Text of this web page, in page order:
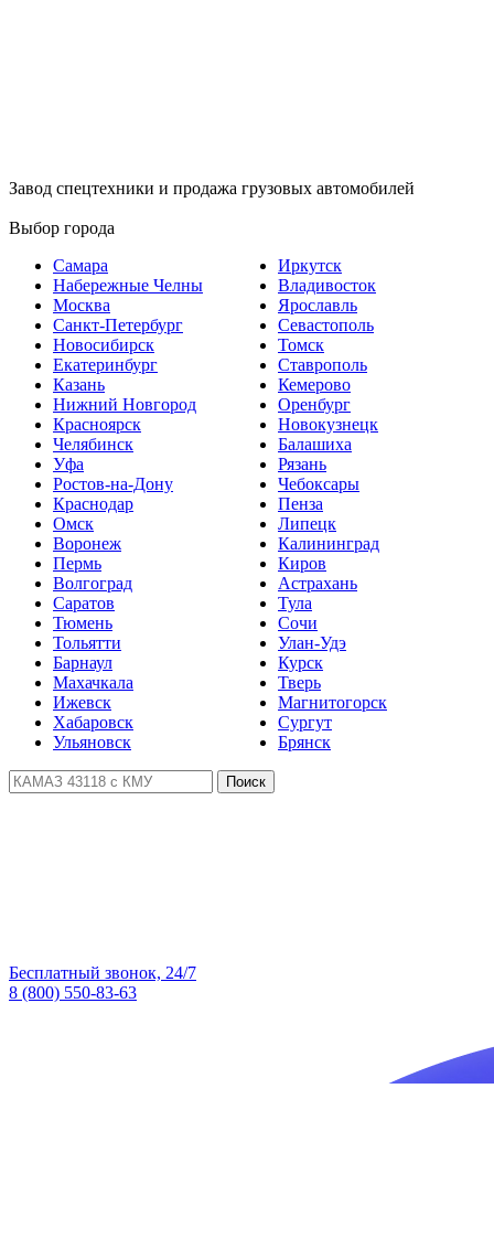
Завод спецтехники и продажа грузовых автомобилей
Выбор города
Самара
Набережные Челны
Москва
Санкт-Петербург
Новосибирск
Екатеринбург
Казань
Нижний Новгород
Красноярск
Челябинск
Уфа
Ростов-на-Дону
Краснодар
Омск
Воронеж
Пермь
Волгоград
Саратов
Тюмень
Тольятти
Барнаул
Махачкала
Ижевск
Хабаровск
Ульяновск
Иркутск
Владивосток
Ярославль
Севастополь
Томск
Ставрополь
Кемерово
Оренбург
Новокузнецк
Балашиха
Рязань
Чебоксары
Пенза
Липецк
Калининград
Киров
Астрахань
Тула
Сочи
Улан-Удэ
Курск
Тверь
Магнитогорск
Сургут
Брянск
Поиск
Бесплатный звонок, 24/7
8 (800) 550-83-63